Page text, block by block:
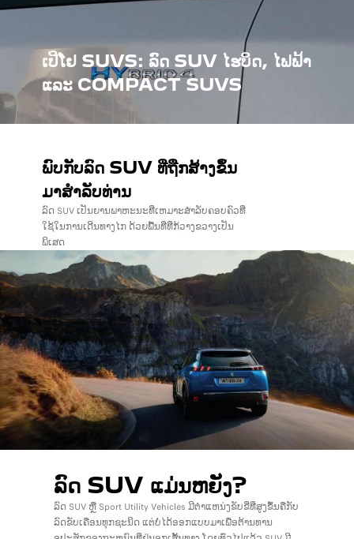
ເປີໂຢ SUVS: ລົດ SUV ໄຮບິດ, ໄຟຟ້າ
ແລະ COMPACT SUVS
ພົບກັບລົດ SUV ທີ່ຖືກສ້າງຂຶ້ນ
ມາສໍາລັບທ່ານ
ລົດ SUV ເປັນຍານພາຫະນະທີ່ເຫມາະສໍາລັບຄອບຄົວທີ່
ໃຊ້ໃນການເດີນທາງໄກ ດ້ວຍພື້ນທີ່ທີ່ກ້ວາງຂວາງເປັນ
ພິເສດ
ລົດ SUV ແມ່ນຫຍັງ?
ລົດ SUV ຫຼື Sport Utility Vehicles ມີຕໍາແຫນ່ງຂັບຂີ່ທີ່ສູງຂຶ້ນຄືກັບ
ລົດຂັບເຄື່ອນທຸກຊະນິດ ແຕ່ບໍ່ໄດ້ອອກແບບມາເພື່ອຕ້ານທານ